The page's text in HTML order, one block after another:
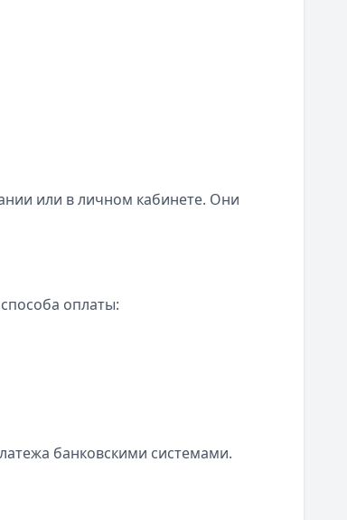
или в личном кабинете. Они
оплаты:
банковскими системами.